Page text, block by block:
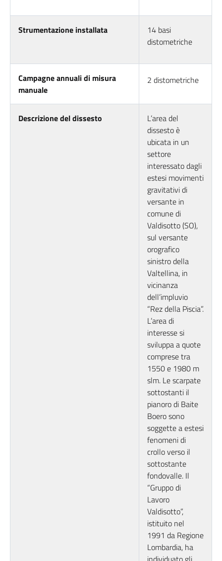
Strumentazione installata
14 basi
distometriche
Campagne annuali di misura
manuale
2 distometriche
Descrizione del dissesto
L’area del
dissesto è
ubicata in un
settore
interessato dagli
estesi movimenti
gravitativi di
versante in
comune di
Valdisotto (SO),
sul versante
orografico
sinistro della
Valtellina, in
vicinanza
dell’impluvio
“Rez della Piscia”.
L’area di
interesse si
sviluppa a quote
comprese tra
1550 e 1980 m
slm. Le scarpate
sottostanti il
pianoro di Baite
Boero sono
soggette a estesi
fenomeni di
crollo verso il
sottostante
fondovalle. Il
“Gruppo di
Lavoro
Valdisotto”,
istituito nel
1991 da Regione
Lombardia, ha